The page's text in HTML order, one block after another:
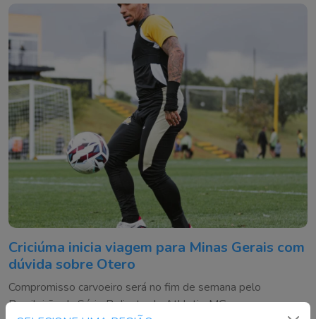
Criciúma inicia viagem para Minas Gerais com
dúvida sobre Otero
Compromisso carvoeiro será no fim de semana pelo
Brasileirão da Série B diante do Athletic-MG